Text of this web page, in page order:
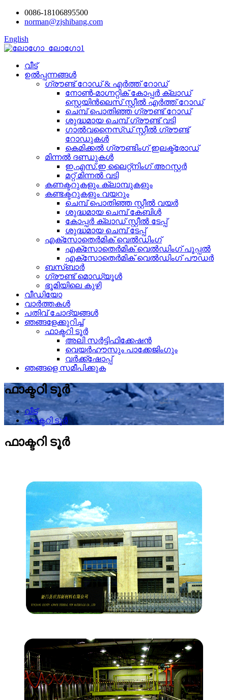
0086-18106895500
norman@zjshibang.com
English
വീട്
ഉൽപ്പന്നങ്ങൾ
ഗ്രൗണ്ട് റോഡ് & എർത്ത് റോഡ്
നോൺ-മാഗ്നറ്റിക് കോപ്പർ ക്ലാഡ്
സ്റ്റെയിൻലെസ് സ്റ്റീൽ എർത്ത് റോഡ്
ചെമ്പ് പൊതിഞ്ഞ ഗ്രൗണ്ട് റോഡ്
ശുദ്ധമായ ചെമ്പ് ഗ്രൗണ്ട് വടി
ഗാൽവനൈസ്ഡ് സ്റ്റീൽ ഗ്രൗണ്ട്
റോഡുകൾ
കെമിക്കൽ ഗ്രൗണ്ടിംഗ് ഇലക്ട്രോഡ്
മിന്നൽ ദണ്ഡുകൾ
ഇ.എസ്.ഇ ലൈറ്റ്നിംഗ് അറസ്റ്റർ
മറ്റ് മിന്നൽ വടി
കണക്ടറുകളും ക്ലാമ്പുകളും
കണ്ടക്ടറുകളും വയറും
ചെമ്പ് പൊതിഞ്ഞ സ്റ്റീൽ വയർ
ശുദ്ധമായ ചെമ്പ് കേബിൾ
കോപ്പർ ക്ലാഡ് സ്റ്റീൽ ടേപ്പ്
ശുദ്ധമായ ചെമ്പ് ടേപ്പ്
എക്സോതെർമിക് വെൽഡിംഗ്
എക്സോതെർമിക് വെൽഡിംഗ് പൂപ്പൽ
എക്സോതെർമിക് വെൽഡിംഗ് പൗഡർ
ബസ്ബാർ
ഗ്രൗണ്ട് മൊഡ്യൂൾ
ഭൂമിയിലെ കുഴി
വീഡിയോ
വാർത്തകൾ
പതിവ് ചോദ്യങ്ങൾ
ഞങ്ങളേക്കുറിച്ച്
ഫാക്ടറി ടൂർ
അലി സർട്ടിഫിക്കേഷൻ
വെയർഹൗസും പാക്കേജിംഗും
വർക്ക്‌ഷോപ്പ്
ഞങ്ങളെ സമീപിക്കുക
ഫാക്ടറി ടൂർ
വീട്
ഫാക്ടറി ടൂർ
ഫാക്ടറി ടൂർ